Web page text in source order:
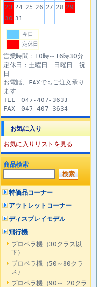
23 24 25 26 27 28 29
30 31
今日
定休日
営業時間：10時～16時30分
定休日：土曜日 日曜日 祝
日
お電話、FAXでもご注文承り
ます
TEL 047-407-3633
FAX 047-407-3634
お気に入り
お気に入りリストを見る
商品検索
特価品コーナー
アウトレットコーナー
ディスプレイモデル
飛行機
プロペラ機（30クラス以
下）
プロペラ機（50～80クラ
ス）
プロペラ機（90～120クラ